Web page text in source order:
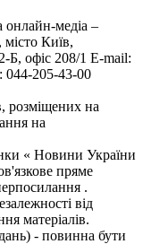
онлайн-медіа –
Київ,
офіс 208/1 E-mail:
044-205-43-00
розміщених на
на
« Новини України
пряме
.
від
матеріалів.
- повинна бути